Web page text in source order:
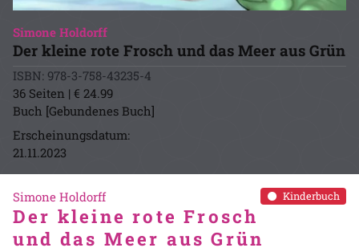
Simone Holdorff
Der kleine rote Frosch und das Meer aus Grün
ISBN: 978-3-758-43235-4
36 Seiten | € 24.99
Buch [Gebundenes Buch]
Erscheinungsdatum:
21.11.2023
Kinderbuch
Simone Holdorff
Der kleine rote Frosch
und das Meer aus Grün